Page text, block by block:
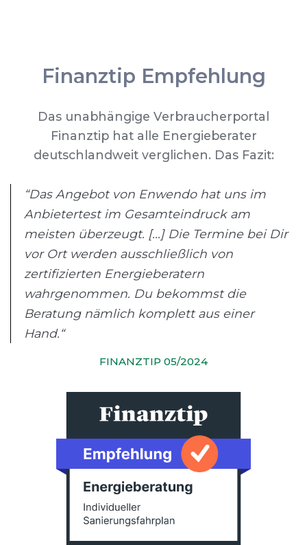
Finanztip Empfehlung
Das unabhängige Verbraucherportal
Finanztip hat alle Energieberater
deutschlandweit verglichen. Das Fazit:
“Das Angebot von Enwendo hat uns im
Anbietertest im Gesamteindruck am
meisten überzeugt. [...] Die Termine bei Dir
vor Ort werden ausschließlich von
zertifizierten Energieberatern
wahrgenommen. Du bekommst die
Beratung nämlich komplett aus einer
Hand.“
FINANZTIP 05/2024